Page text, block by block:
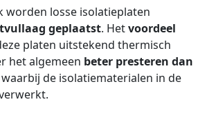
worden losse isolatieplaten
geplaatst. Hetvoordeel
platen uitstekend thermisch
het algemeen beter presteren dan
waarbij de isolatiematerialen in de